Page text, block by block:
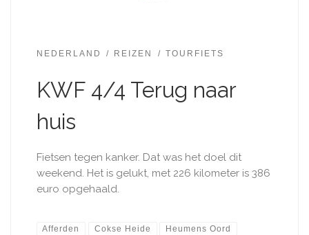
NEDERLAND REIZEN TOURFIETS
KWF 4/4 Terug naar
huis
Fietsen tegen kanker. Dat was het doel dit
weekend. Het is gelukt, met 226 kilometer is 386
euro opgehaald.
Afferden Cokse Heide Heumens Oord